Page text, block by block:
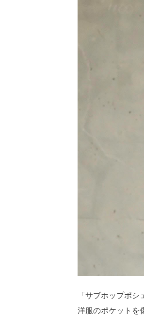
「サブホップポシ
洋服のポケットを